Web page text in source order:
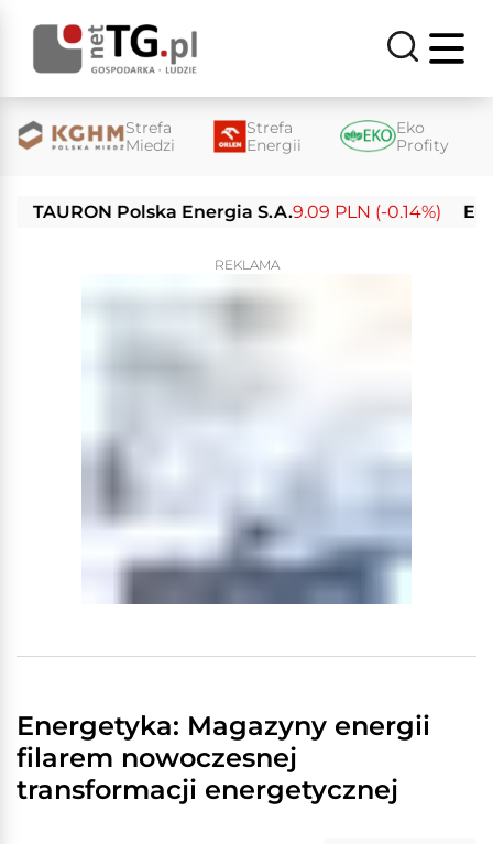
Strefa
Miedzi
Strefa
Energii
Eko
Profity
Polska Energia S.A.9.09 PLN (-0.14%) Enea
REKLAMA
Energetyka: Magazyny energii
filarem nowoczesnej
transformacji energetycznej